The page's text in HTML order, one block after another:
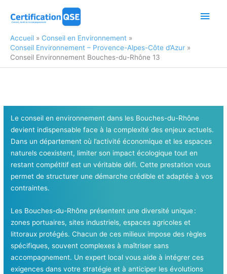
Accueil
Conseil en Environnement
Conseil Environnement – Provence-Alpes-Côte d’Azur
Conseil Environnement Bouches-du-Rhône 13
Le conseil en environnement dans les Bouches-du-Rhône
devient indispensable face à la complexité des enjeux actuels.
Dans un département où l’activité économique et les espaces
naturels coexistent, limiter son impact écologique tout en
restant compétitif est un véritable défi. Cette prestation vous
permet de structurer une démarche crédible et adaptée à vos
contraintes.
Les Bouches-du-Rhône présentent une diversité unique :
zones portuaires, sites industriels, espaces agricoles et
littoraux protégés. Chacun de ces milieux impose des règles
spécifiques, souvent complexes à maîtriser sans
accompagnement. Un expert local vous aide à intégrer ces
exigences dans votre stratégie et à anticiper les évolutions